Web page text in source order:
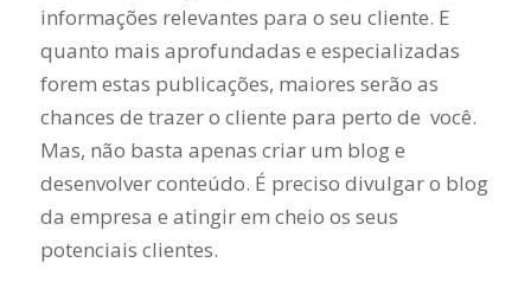
informações relevantes para o seu cliente. E
quanto mais aprofundadas e especializadas
forem estas publicações, maiores serão as
chances de trazer o cliente para perto de você.
Mas, não basta apenas criar um blog e
desenvolver conteúdo. É preciso divulgar o blog
da empresa e atingir em cheio os seus
potenciais clientes.